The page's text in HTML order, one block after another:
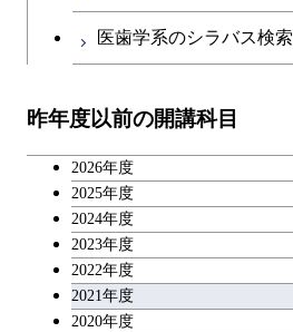
キャリア科目
医歯学系のシラバス検索
昨年度以前の開講科目
2026年度
2025年度
2024年度
2023年度
2022年度
2021年度
2020年度